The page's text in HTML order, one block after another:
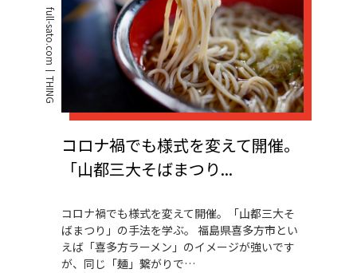
full-sato.com
THING
コロナ禍でも様式を変えて開催。
「山都三大そばまつり...
コロナ禍でも様式を変えて開催。「山都三大そ
ばまつり」の手法を学ぶ。 福島県喜多方市とい
えば「喜多方ラーメン」のイメージが強いです
が、同じ「麺」繋がりで…